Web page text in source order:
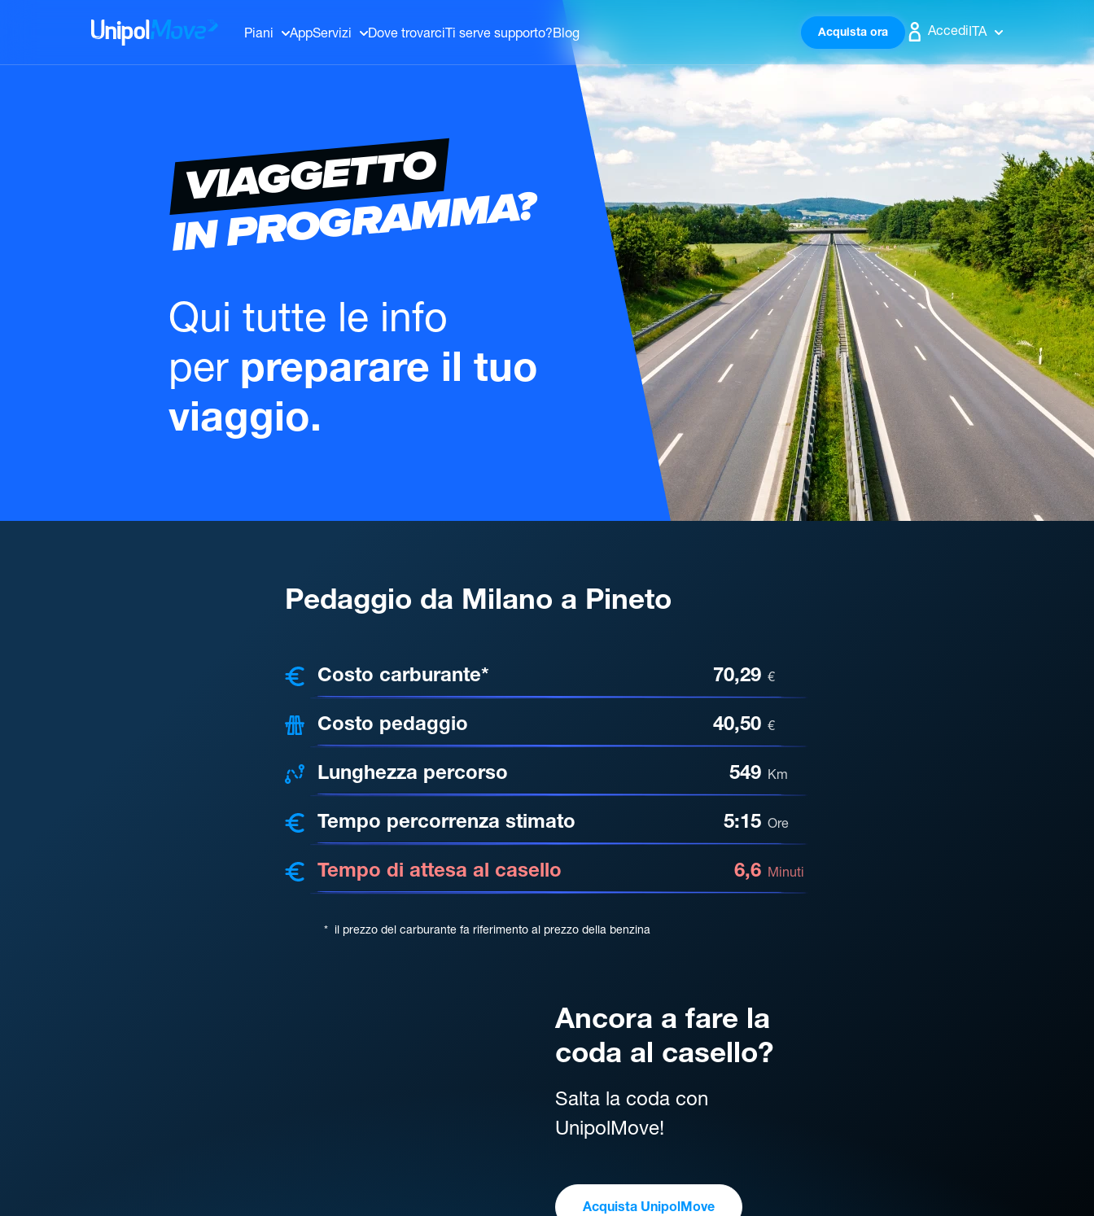
UnipolMove Piani AppServizi Dove trovarci Ti serve supporto?Blog Acquista ora AccediITA
VIAGGETTO
IN PROGRAMMA?
Qui tutte le info
per preparare il tuo
viaggio.
Pedaggio da Milano a Pineto
Costo carburante* 70,29 €
Costo pedaggio 40,50 €
Lunghezza percorso 549 Km
Tempo percorrenza stimato 5:15 Ore
Tempo di attesa al casello 6,6 Minuti
* il prezzo del carburante fa riferimento al prezzo della benzina
Ancora a fare la
coda al casello?
Salta la coda con
UnipolMove!
Acquista UnipolMove